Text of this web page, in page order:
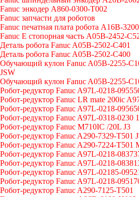
Fanuc энкодер A860-0300-T002
Fanuc запчасти для роботов
Fanuc печатная плата робота A16B-
Fanuc E стопорная часть A05B-2452-
Деталь робота Fanuc A05B-2502-C401
Деталь робота Fanuc A05B-2502-C400
Обучающий кулон Fanuc A05B-2255-
JSW
Обучающий кулон Fanuc A05B-2255-
Робот-редуктор Fanuc A97L-0218-
Робот-редуктор Fanuc LR mate 200ic
Робот-редуктор Fanuc A97L-0218-
Робот-редуктор Fanuc A97L-0318-0230
Робот-редуктор Fanuc M710IC /20L J3
Робот-редуктор Fanuc A290-7329-T501
Робот-редуктор Fanuc A290-7224-T501
Робот-редуктор Fanuc A97L-0218-
Робот-редуктор Fanuc A97L-0218-
Робот-редуктор Fanuc A97L-02185-
Робот-редуктор Fanuc A97L-0218-
Робот-редуктор Fanuc A290-7125-T501